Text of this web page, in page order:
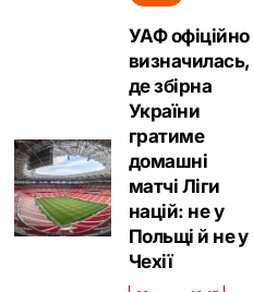
УАФ офіційно
визначилась,
де збірна
України
гратиме
домашні
матчі Ліги
націй: не у
Польщі й не у
Чехії